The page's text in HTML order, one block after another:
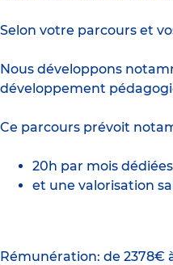
Selon votre parcours et
Nous développons
développement
Ce parcours prévoit
20h par mois
et une valorisation
Rémunération: de 2378€